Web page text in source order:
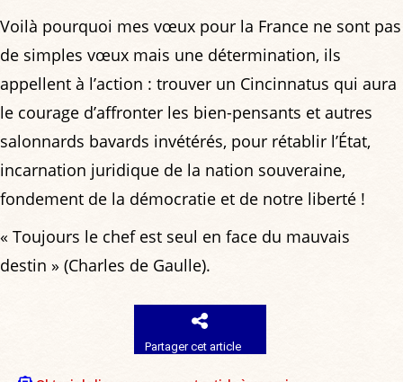
Voilà pourquoi mes vœux pour la France ne sont pas
de simples vœux mais une détermination, ils
appellent à l’action : trouver un Cincinnatus qui aura
le courage d’affronter les bien-pensants et autres
salonnards bavards invétérés, pour rétablir l’État,
incarnation juridique de la nation souveraine,
fondement de la démocratie et de notre liberté !
« Toujours le chef est seul en face du mauvais
destin » (Charles de Gaulle).
Partager cet article